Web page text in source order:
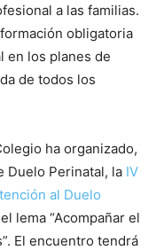
a las familias.
obligatoria
en los planes de
de todos los
ha organizado,
Duelo Perinatal, la IV
al Duelo
lema “Acompañar el
El encuentro tendrá